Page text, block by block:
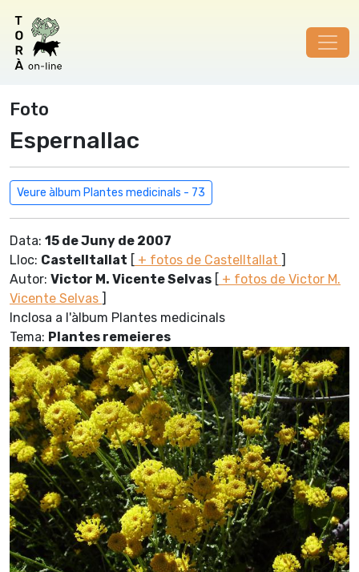
Foto
Espernallac
Veure àlbum Plantes medicinals - 73
Data: 15 de Juny de 2007
Lloc: Castelltallat [ + fotos de Castelltallat ]
Autor: Victor M. Vicente Selvas [ + fotos de Victor M.
Vicente Selvas ]
Inclosa a l'àlbum Plantes medicinals
Tema: Plantes remeieres